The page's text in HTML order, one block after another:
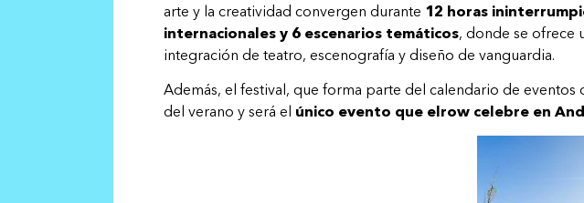
arte y la creatividad convergen durante 12 horas
internacionales y 6 escenarios temáticos, donde se ofrece
integración de teatro, escenografía y diseño de vanguardia.
Además, el festival, que forma parte del calendario de eventos
del verano y será el único evento que elrow celebre en